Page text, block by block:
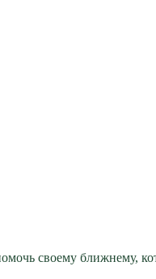
своему ближнему,